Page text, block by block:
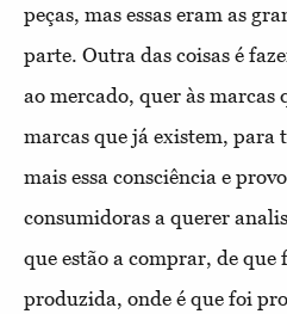
peças, mas essas eram as
parte. Outra das coisas é
ao mercado, quer às marcas
marcas que já existem, para
mais essa consciência e
consumidoras a querer
que estão a comprar, de que
produzida, onde é que foi